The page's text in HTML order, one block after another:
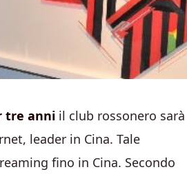
tre anni il club rossonero sarà
leader in Cina. Tale
fino in Cina. Secondo